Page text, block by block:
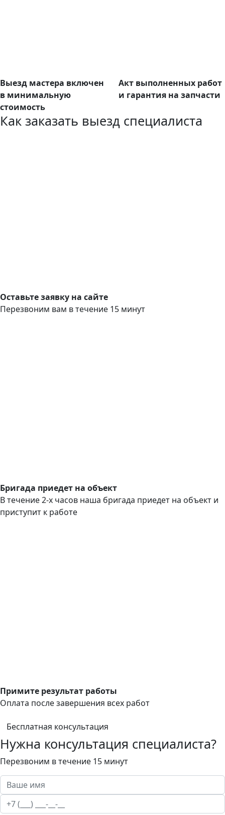
Выезд мастера включен
в минимальную
стоимость
Акт выполненных работ
и гарантия на запчасти
Как заказать выезд специалиста
Оставьте заявку на сайте
Перезвоним вам в течение 15 минут
Бригада приедет на объект
В течение 2-х часов наша бригада приедет на объект и
приступит к работе
Примите результат работы
Оплата после завершения всех работ
Бесплатная консультация
Нужна консультация специалиста?
Перезвоним в течение 15 минут